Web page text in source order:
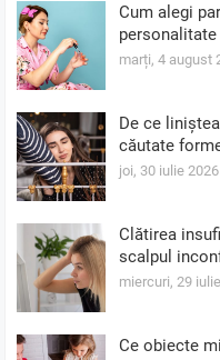
Cum alegi
marți, 4 august
De ce
căutate
joi, 30 iulie 2026
Clătirea
scalpul
miercuri, 29
Ce obiecte